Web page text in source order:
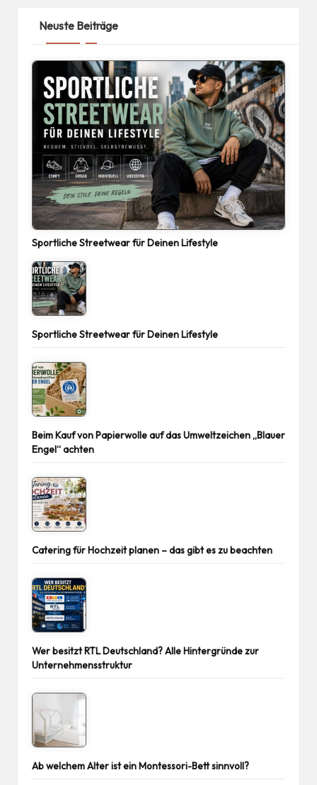
Neuste Beiträge
Sportliche Streetwear für Deinen Lifestyle
Sportliche Streetwear für Deinen Lifestyle
Beim Kauf von Papierwolle auf das Umweltzeichen „Blauer
Engel“ achten
Catering für Hochzeit planen – das gibt es zu beachten
Wer besitzt RTL Deutschland? Alle Hintergründe zur
Unternehmensstruktur
Ab welchem Alter ist ein Montessori-Bett sinnvoll?